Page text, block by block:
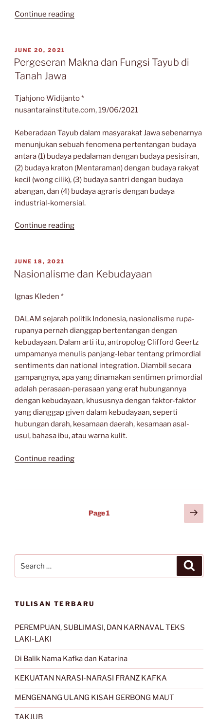
Continue reading“MODAL
POSTED
ON
JUNE 20, 2021
Pergeseran Makna dan Fungsi Tayub di
Tanah Jawa
Tjahjono Widijanto *
nusantarainstitute.com, 19/06/2021
Keberadaan Tayub dalam masyarakat Jawa sebenarnya
menunjukan sebuah fenomena pertentangan budaya
antara (1) budaya pedalaman dengan budaya pesisiran,
(2) budaya kraton (Mentaraman) dengan budaya rakyat
kecil (wong cilik), (3) budaya santri dengan budaya
abangan, dan (4) budaya agraris dengan budaya
industrial-komersial.
Continue reading“Pergeseran
Tayub
POSTED
ON
JUNE 18, 2021
Nasionalisme dan Kebudayaan
Ignas Kleden *
DALAM sejarah politik Indonesia, nasionalisme rupa-
rupanya pernah dianggap bertentangan dengan
kebudayaan. Dalam arti itu, antropolog Clifford Geertz
umpamanya menulis panjang-lebar tentang primordial
sentiments dan national integration. Diambil secara
gampangnya, apa yang dinamakan sentimen primordial
adalah perasaan-perasaan yang erat hubungannya
dengan kebudayaan, khususnya dengan faktor-faktor
yang dianggap given dalam kebudayaan, seperti
hubungan darah, kesamaan daerah, kesamaan asal-
usul, bahasa ibu, atau warna kulit.
Continue reading“Nasionalisme
Page1
Next
page
for:
TULISAN TERBARU
PEREMPUAN, SUBLIMASI, DAN KARNAVAL TEKS
LAKI-LAKI
Di Balik Nama Kafka dan Katarina
KEKUATAN NARASI-NARASI FRANZ KAFKA
MENGENANG ULANG KISAH GERBONG MAUT
TAKJUB